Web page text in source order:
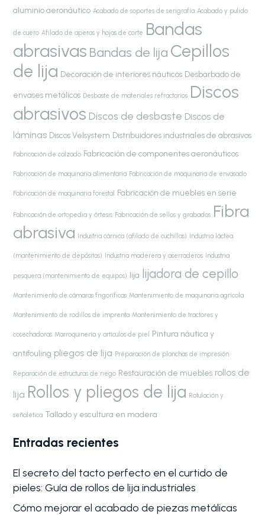
aluminio aeronáutico Acabado de soportes de serigrafía Acabado y pulido
de cuero Afilado de aperos y hojas de corte Bandas
abrasivas Bandas de lija Cepillos
de lija Decoración de interiores náuticos Desbarbado de
envases metálicos Desbaste de materiales refractarios Discos
abrasivos Discos de desbaste Discos de
láminas Discos Velsystem Distribuidores industriales de abrasivos
Fabricación de calzado Fabricación de componentes aeronáuticos
Fabricación de maquinaria alimentaria Fabricación de maquinaria de envasado
Fabricación de maquinaria forestal Fabricación de muebles en serie
Fabricación de ortopedia y órtesis Fabricación de sellos y grabados Fibra
abrasiva Industria cárnica (afilado de cuchillas) Industria láctea
(mantenimiento de depósitos) Industria maderera y aserraderos Industria
pesquera (mantenimiento de equipos) lija lijadora de cepillo
Mantenimiento de cámaras frigoríficas Mantenimiento de maquinaria agrícola
Mantenimiento de rodillos de imprenta Mantenimiento de tractores y
cosechadoras Marroquinería y artículos de piel Pintura náutica y
antifouling pliegos de lija Preparación de planchas de impresión
Reparación de estructuras de riego Restauración de muebles rollos de
lija Rollos y pliegos de lija Rotulación y
señalética Tallado y escultura en madera
Entradas recientes
El secreto del tacto perfecto en el curtido de
pieles: Guía de rollos de lija industriales
Cómo mejorar el acabado de piezas metálicas